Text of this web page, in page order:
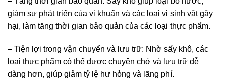
giảm sự phát triển của vi khuẩn và các loại vi sinh vật gây
hại, làm tăng thời gian bảo quản của các loại thực phẩm.
– Tiện lợi trong vận chuyển và lưu trữ: Nhờ sấy khô, các
loại thực phẩm có thể được chuyên chở và lưu trữ dễ
dàng hơn, giúp giảm tỷ lệ hư hỏng và lãng phí.